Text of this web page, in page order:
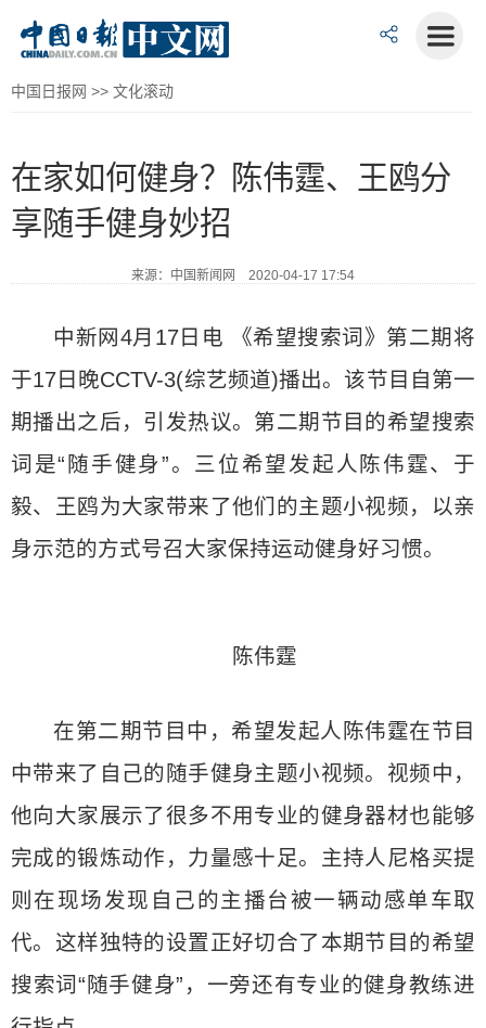
中国日报网 >> 文化滚动
在家如何健身？陈伟霆、王鸥分
享随手健身妙招
来源：中国新闻网 2020-04-17 17:54
中新网4月17日电 《希望搜索词》第二期将
于17日晚CCTV-3(综艺频道)播出。该节目自第一
期播出之后，引发热议。第二期节目的希望搜索
词是“随手健身”。三位希望发起人陈伟霆、于
毅、王鸥为大家带来了他们的主题小视频，以亲
身示范的方式号召大家保持运动健身好习惯。
陈伟霆
在第二期节目中，希望发起人陈伟霆在节目
中带来了自己的随手健身主题小视频。视频中，
他向大家展示了很多不用专业的健身器材也能够
完成的锻炼动作，力量感十足。主持人尼格买提
则在现场发现自己的主播台被一辆动感单车取
代。这样独特的设置正好切合了本期节目的希望
搜索词“随手健身”，一旁还有专业的健身教练进